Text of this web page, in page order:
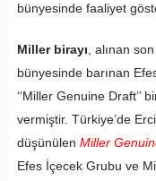
bünyesinde faaliyet
Miller birayı, alınan
bünyesinde barınan
‘‘Miller Genuine Draft’’
vermiştir. Türkiye’de
düşünülen Miller
Efes İçecek Grubu ve